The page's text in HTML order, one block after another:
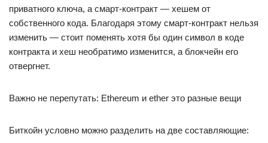
приватного ключа, а смарт-контракт — хешем от
собственного кода. Благодаря этому смарт-контракт нельзя
изменить — стоит поменять хотя бы один символ в коде
контракта и хеш необратимо изменится, а блокчейн его
отвергнет.
Важно не перепутать: Ethereum и ether это разные вещи
Биткойн условно можно разделить на две составляющие: